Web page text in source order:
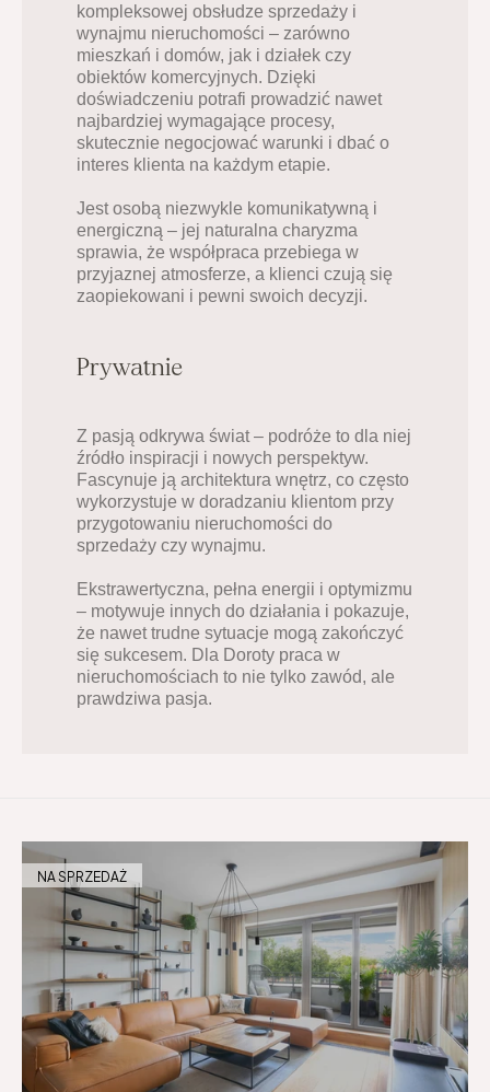
kompleksowej obsłudze sprzedaży i
wynajmu nieruchomości – zarówno
mieszkań i domów, jak i działek czy
obiektów komercyjnych. Dzięki
doświadczeniu potrafi prowadzić nawet
najbardziej wymagające procesy,
skutecznie negocjować warunki i dbać o
interes klienta na każdym etapie.
Jest osobą niezwykle komunikatywną i
energiczną – jej naturalna charyzma
sprawia, że współpraca przebiega w
przyjaznej atmosferze, a klienci czują się
zaopiekowani i pewni swoich decyzji.
Prywatnie
Z pasją odkrywa świat – podróże to dla niej
źródło inspiracji i nowych perspektyw.
Fascynuje ją architektura wnętrz, co często
wykorzystuje w doradzaniu klientom przy
przygotowaniu nieruchomości do
sprzedaży czy wynajmu.
Ekstrawertyczna, pełna energii i optymizmu
– motywuje innych do działania i pokazuje,
że nawet trudne sytuacje mogą zakończyć
się sukcesem. Dla Doroty praca w
nieruchomościach to nie tylko zawód, ale
prawdziwa pasja.
NA SPRZEDAŻ